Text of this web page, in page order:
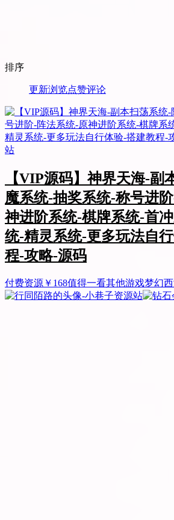
排序
更新浏览点赞评论
【VIP源码】神界天海-副
魔系统-抽奖系统-称号进
神进阶系统-棋牌系统-首
统-精灵系统-更多玩法自
程-攻略-源码
付费资源 ￥ 168值得一看其他游戏梦幻